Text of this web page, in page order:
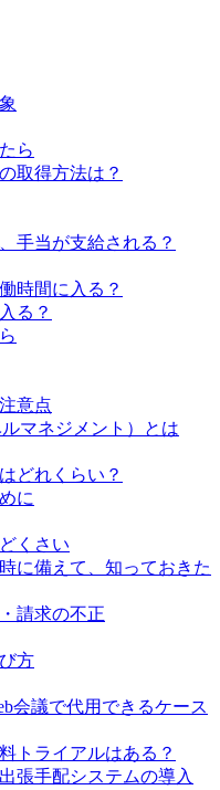
ら
取得方法は？
手当が支給される？
時間に入る？
る？
意点
マネジメント）とは
どれくらい？
に
くさい
に備えて、知っておきた
請求の不正
方
会議で代用できるケース
トライアルはある？
張手配システムの導入